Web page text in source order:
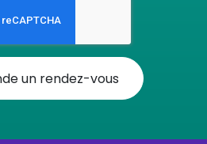
un rendez-vous